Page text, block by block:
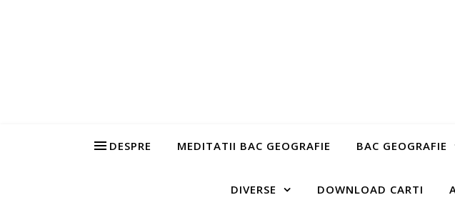
DESPRE MEDITATII BAC GEOGRAFIE BAC GEOGRAFIE
DIVERSE DOWNLOAD CARTI